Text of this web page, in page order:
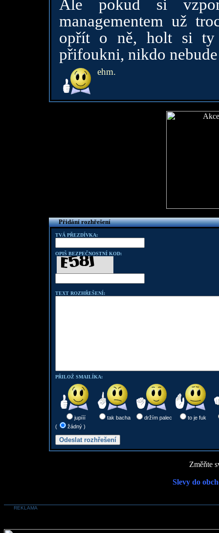
Ale pokud si
managementem už
opřít o ně, holt si ty
přifoukni, nikdo
ehm.
Přidání rozhřešení
TVÁ PŘEZDÍVKA:
OPIŠ BEZPEČNOSTNÍ KOD:
TEXT ROZHŘEŠENÍ:
PŘILOŽ SMAILÍKA:
jupííí tak bacha držím palec
to je fuk
(
žádný )
Změňte
Slevy do
REKLAMA